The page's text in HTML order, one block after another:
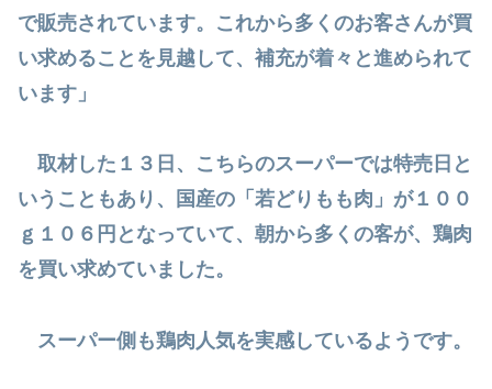
で販売されています。これから多くのお客さんが買
い求めることを見越して、補充が着々と進められて
います」
取材した１３日、こちらのスーパーでは特売日と
いうこともあり、国産の「若どりもも肉」が１００
ｇ１０６円となっていて、朝から多くの客が、鶏肉
を買い求めていました。
スーパー側も鶏肉人気を実感しているようです。